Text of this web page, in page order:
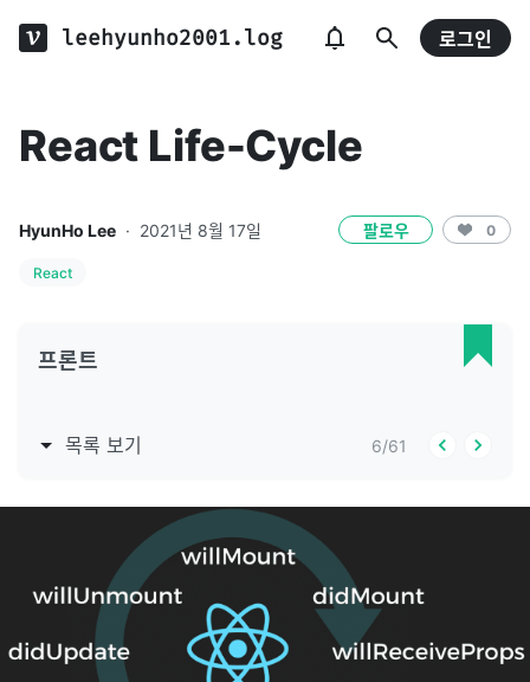
leehyunho2001.log 로그인
React Life-Cycle
HyunHo Lee · 2021년 8월 17일 팔로우 0
React
프론트
목록 보기 6/61